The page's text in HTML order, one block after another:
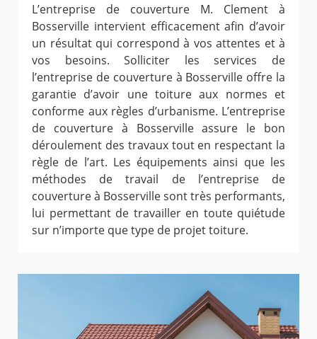
L’entreprise de couverture M. Clement à
Bosserville intervient efficacement afin d’avoir
un résultat qui correspond à vos attentes et à
vos besoins. Solliciter les services de
l’entreprise de couverture à Bosserville offre la
garantie d’avoir une toiture aux normes et
conforme aux règles d’urbanisme. L’entreprise
de couverture à Bosserville assure le bon
déroulement des travaux tout en respectant la
règle de l’art. Les équipements ainsi que les
méthodes de travail de l’entreprise de
couverture à Bosserville sont très performants,
lui permettant de travailler en toute quiétude
sur n’importe que type de projet toiture.